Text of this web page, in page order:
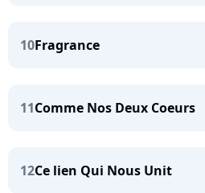
10Fragrance
11Comme Nos Deux Coeurs
12Ce lien Qui Nous Unit